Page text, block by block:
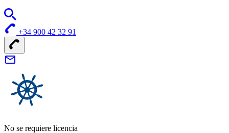
+34 900 42 32 91
No se requiere licencia